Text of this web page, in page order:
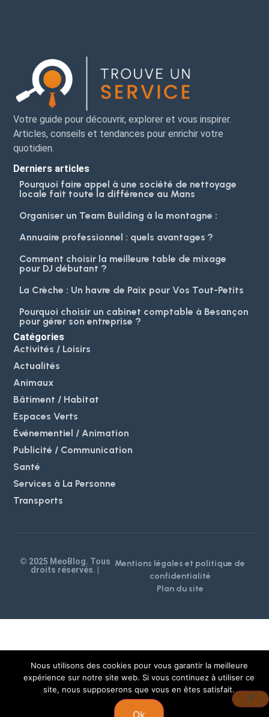
Votre guide pour découvrir, explorer et vous inspirer.
Articles, conseils et tendances pour enrichir votre
quotidien.
Derniers articles
Pourquoi faire appel à une société de nettoyage
locale fait toute la différence au Mans
Organiser un Team Building à la montagne :
Annuaire professionnel : quels avantages ?
Comment choisir la meilleure table de mixage
pour DJ débutant ?
La Crèche : Un havre de Paix pour Vos Tout-Petits
Pourquoi choisir un cabinet comptable à Besançon
pour gérer son entreprise ?
Catégories
Activités / Loisirs
Actualités
Animaux
Bâtiment / Habitat
Espaces Verts
Événementiel / Animation
Publicité / Communication
Santé
Services à La Personne
Transports
© 2025 MeoBlog. Tous
droits réservés. |
Mentions légales et politique de
confidentialité
Plan du site
Nous utilisons des cookies pour vous garantir la meilleure
expérience sur notre site web. Si vous continuez à utiliser ce
site, nous supposerons que vous en êtes satisfait.
Ok